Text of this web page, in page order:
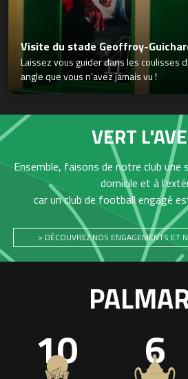
Visite du stade Geoffroy-
Laissez vous guider dans les coulisses
angle que vous n’avez jamais vu !
VERT
Ensemble, faisons de notre club une
domicile et à
car un club de football engagé
> DÉCOUVREZ NOS ENGAGEMENTS ET
10 6